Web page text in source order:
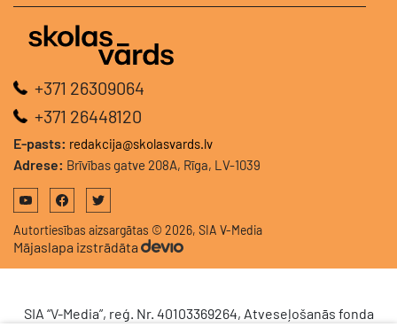
+371 26309064
+371 26448120
E-pasts: redakcija@skolasvards.lv
Adrese: Brīvības gatve 208A, Rīga, LV-1039
Autortiesības aizsargātas © 2026, SIA V-Media
Mājaslapa izstrādāta
SIA “V-Media”, reģ. Nr. 40103369264, Atveseļošanās fonda